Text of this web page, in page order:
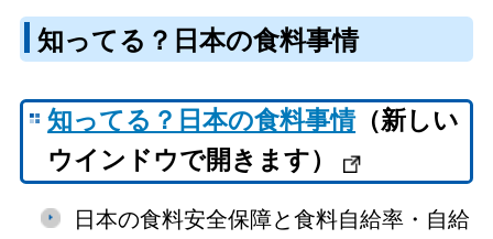
知ってる？日本の食料事情
知ってる？日本の食料事情（新しい
ウインドウで開きます）
日本の食料安全保障と食料自給率・自給